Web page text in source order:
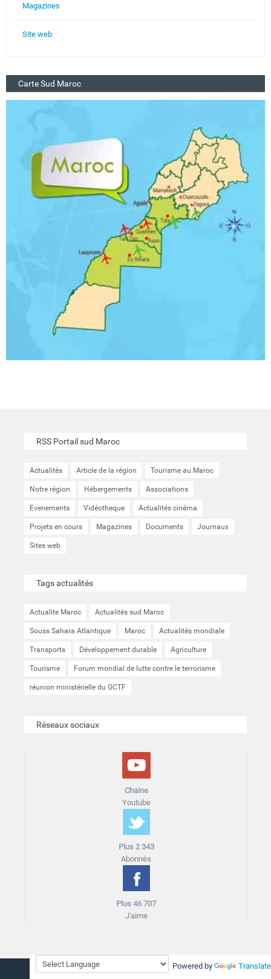
Magazines
Site web
Carte Sud Maroc
Powered by Translate
RSS Portail sud Maroc
Actualités Article de la région Tourisme au Maroc
Notre région Hébergements Associations
Evenements Vidéotheque Actualités cinéma
Projets en cours Magazines Documents Journaux
Sites web
Tags actualités
Actualite Maroc Actualités sud Maroc
Souss Sahara Atlantique Maroc Actualités mondiale
Transports Développement durable Agriculture
Tourisme Forum mondial de lutte contre le terrorisme
réunion ministérielle du GCTF
Réseaux sociaux
Chaine
Youtube
Plus 2 343
Abonnés
Plus 46 707
J'aime
Accueil Plan du site Blog Mentions légales Cookies